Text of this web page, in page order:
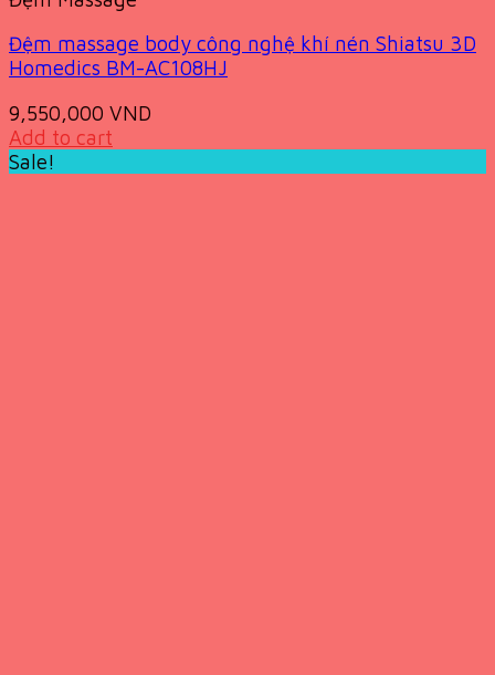
Đệm massage body công nghệ khí nén Shiatsu 3D
Homedics BM-AC108HJ
9,550,000 VND
Add to cart
Sale!